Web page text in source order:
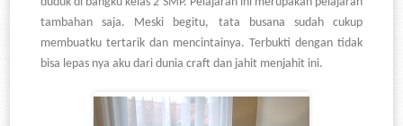
tambahan saja. Meski begitu, tata busana sudah cukup
membuatku tertarik dan mencintainya. Terbukti dengan tidak
bisa lepas nya aku dari dunia craft dan jahit menjahit ini.